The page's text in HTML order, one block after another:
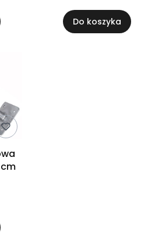
Do koszyka